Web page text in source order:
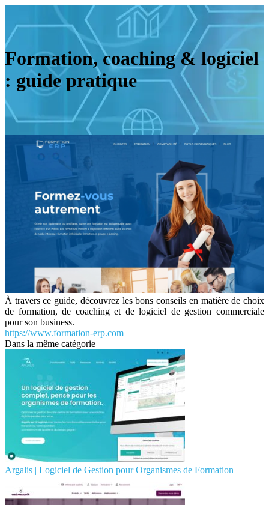
Formation, coaching & logiciel
: guide pratique
À travers ce guide, découvrez les bons conseils en matière de choix
de formation, de coaching et de logiciel de gestion commerciale
pour son business.
https://www.formation-erp.com
Dans la même catégorie
Argalis | Logiciel de Gestion pour Organismes de Formation